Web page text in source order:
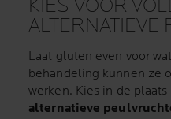
KIES VOOR
ALTERNATIEVE
Laat gluten even voor
behandeling kunnen ze
werken. Kies in de
alternatieve